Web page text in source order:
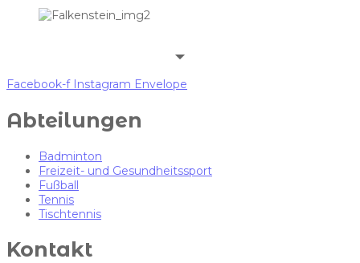
Facebook-f Instagram Envelope
Abteilungen
Badminton
Freizeit- und Gesundheitssport
Fußball
Tennis
Tischtennis
Kontakt